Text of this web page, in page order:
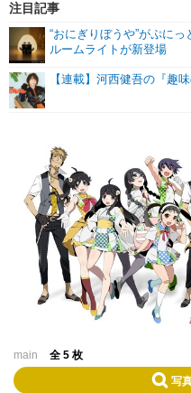
注目記事
“おにぎりぼうや”がぷに
ルームライトが新登場
【連載】河西健吾の『趣
main 全 5 枚
写